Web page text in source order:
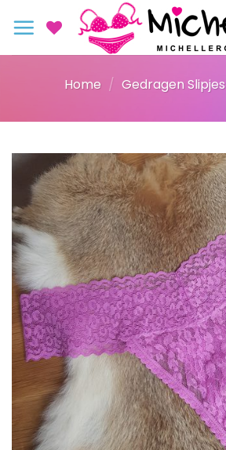
naar
Home / Gedragen Slipjes